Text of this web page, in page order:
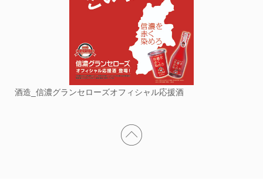
酒造_信濃グランセローズオフィシャル応援酒